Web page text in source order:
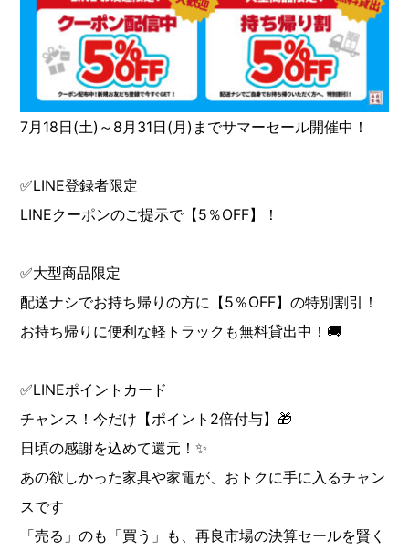
7月18日(土)～8月31日(月)までサマーセール開催中！
✅LINE登録者限定
LINEクーポンのご提示で【5％OFF】！
✅大型商品限定
配送ナシでお持ち帰りの方に【5％OFF】の特別割引！
お持ち帰りに便利な軽トラックも無料貸出中！🚚
✅LINEポイントカード
チャンス！今だけ【ポイント2倍付与】🎁
日頃の感謝を込めて還元！✨
あの欲しかった家具や家電が、おトクに手に入るチャン
スです
「売る」のも「買う」も、再良市場の決算セールを賢く